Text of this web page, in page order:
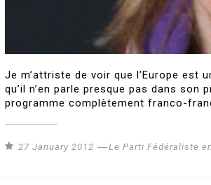
Je m’attriste de voir que l’Europe est
qu’il n’en parle presque pas dans son
programme complètement franco-
27 January 2012 Le Parti Fédéraliste